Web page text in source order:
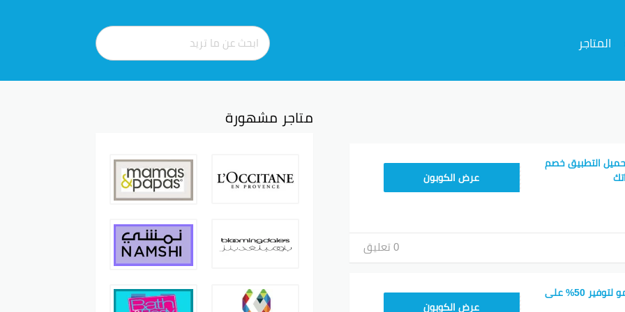
المتاجر
التطبيق خصم
CX433209
عرض الكوبون
0 تعليق
اكتشف كود خصم تيمو لتوفير 50% على
TEM34عرض الكوبون
متاجر مشهورة